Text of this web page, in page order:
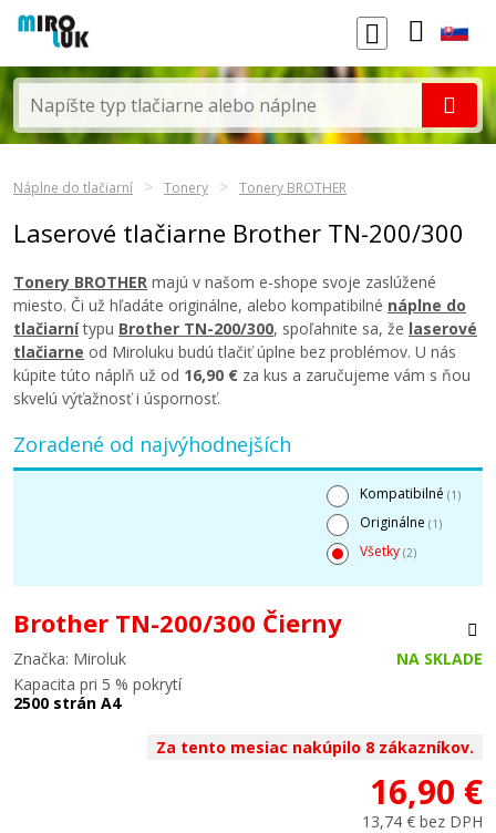
Náplne do tlačiarní Tonery Tonery BROTHER
Laserové tlačiarne Brother TN-200/300
Tonery BROTHER majú v našom e-shope svoje zaslúžené
miesto. Či už hľadáte originálne, alebo kompatibilné náplne do
tlačiarnítypu Brother TN-200/300, spoľahnite sa, že laserové
tlačiarne od Miroluku budú tlačiť úplne bez problémov. U nás
kúpite túto náplň už od 16,90 € za kus a zaručujeme vám s ňou
skvelú výťažnosť i úspornosť.
Zoradené od najvýhodnejších
Kompatibilné (1)
Originálne (1)
Všetky (2)
Brother TN-200/300 Čierny
Značka: Miroluk
NA SKLADE
Kapacita pri 5 % pokrytí
2500 strán A4
Za tento mesiac nakúpilo 8 zákazníkov.
16,90 €
13,74 € bez DPH